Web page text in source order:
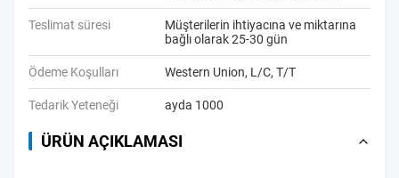
Teslimat süresi
Müşterilerin ihtiyacına ve miktarına
bağlı olarak 25-30 gün
Ödeme Koşulları Western Union, L/C, T/T
Tedarik Yeteneği ayda 1000
ÜRÜN AÇIKLAMASI